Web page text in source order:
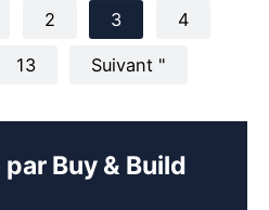
2 3 4
13 Suivant "
Buy & Build